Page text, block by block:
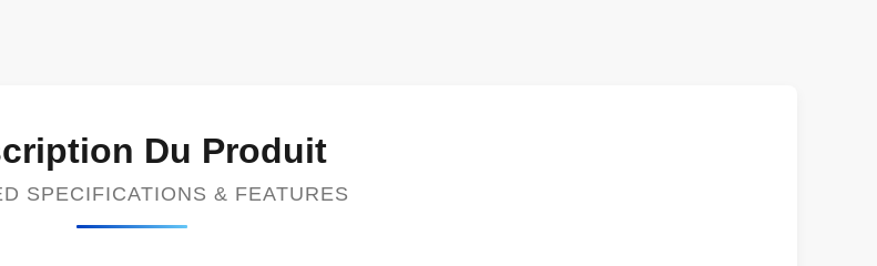
Du Produit
SPECIFICATIONS & FEATURES